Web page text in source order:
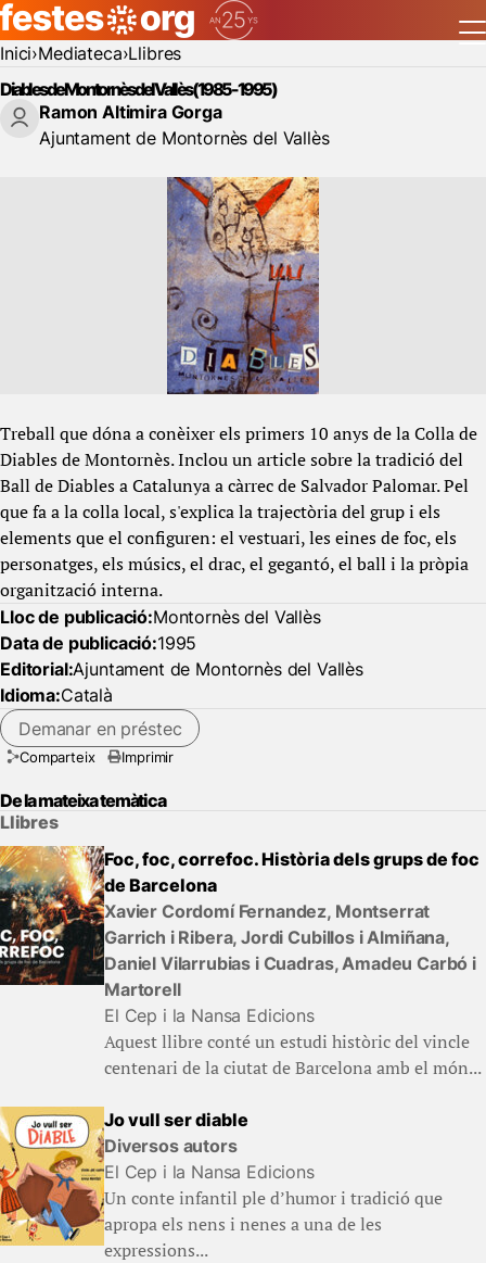
Inici Mediateca Llibres
Diables de Montornès del Vallès (1985-1995)
Ramon Altimira Gorga
Ajuntament de Montornès del Vallès
Treball que dóna a conèixer els primers 10 anys de la Colla de
Diables de Montornès. Inclou un article sobre la tradició del
Ball de Diables a Catalunya a càrrec de Salvador Palomar. Pel
que fa a la colla local, s'explica la trajectòria del grup i els
elements que el configuren: el vestuari, les eines de foc, els
personatges, els músics, el drac, el gegantó, el ball i la pròpia
organització interna.
Lloc de publicació:Montornès del Vallès
Data de publicació:1995
Editorial:Ajuntament de Montornès del Vallès
Idioma:Català
Demanar en préstec
Comparteix Imprimir
De la mateixa temàtica
Llibres
Foc, foc, correfoc. Història dels grups de foc
de Barcelona
Xavier Cordomí Fernandez, Montserrat
Garrich i Ribera, Jordi Cubillos i Almiñana,
Daniel Vilarrubias i Cuadras, Amadeu Carbó i
Martorell
El Cep i la Nansa Edicions
Aquest llibre conté un estudi històric del vincle
centenari de la ciutat de Barcelona amb el món...
Jo vull ser diable
Diversos autors
El Cep i la Nansa Edicions
Un conte infantil ple d’humor i tradició que
apropa els nens i nenes a una de les
expressions...